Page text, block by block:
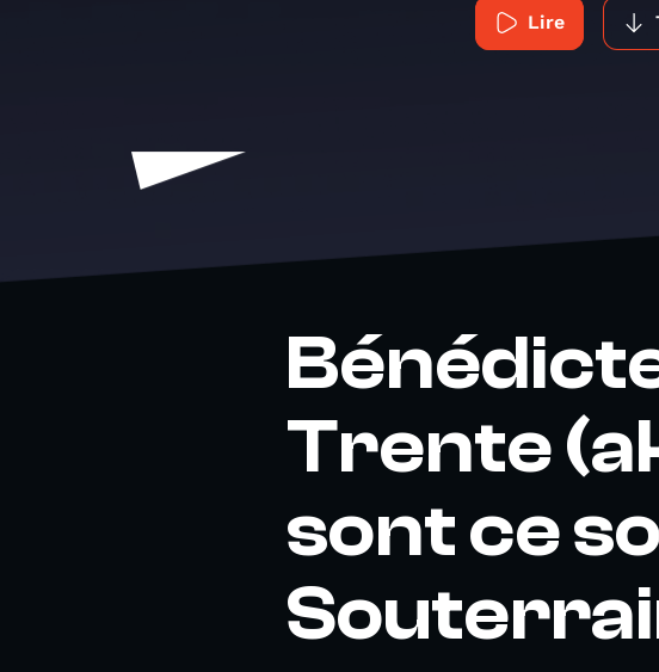
Lire
Trente
sont ce